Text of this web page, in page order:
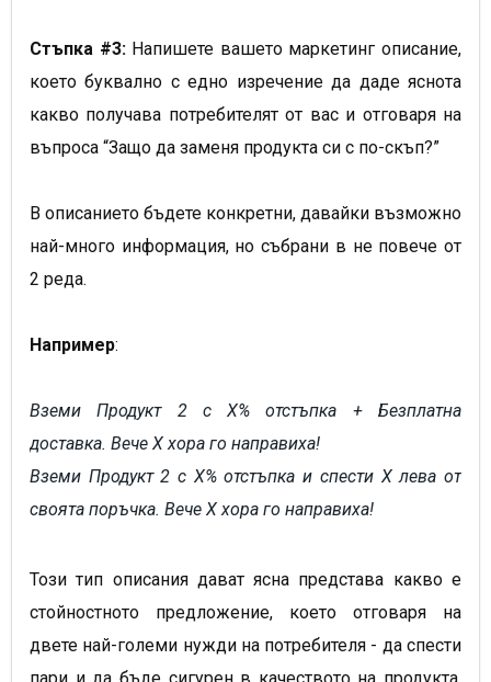
Стъпка #3: Напишете вашето маркетинг описание,
което буквално с едно изречение да даде яснота
какво получава потребителят от вас и отговаря на
въпроса “Защо да заменя продукта си с по-скъп?”
В описанието бъдете конкретни, давайки възможно
най-много информация, но събрани в не повече от
2 реда.
Например:
Вземи Продукт 2 с Х% отстъпка + Безплатна
доставка. Вече Х хора го направиха!
Вземи Продукт 2 с Х% отстъпка и спести Х лева от
своята поръчка. Вече Х хора го направиха!
Този тип описания дават ясна представа какво е
стойностното предложение, което отговаря на
двете най-големи нужди на потребителя - да спести
пари и да бъде сигурен в качеството на продукта.